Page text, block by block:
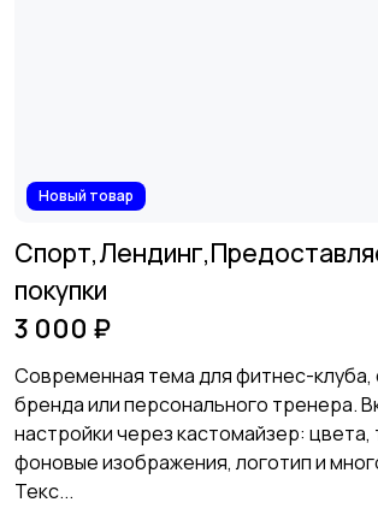
Новый товар
покупки
3 000 ₽
Современная тема для фитнес-клуба,
бренда или персонального тренера.
настройки через кастомайзер: цвета,
фоновые изображения, логотип и
Текс...